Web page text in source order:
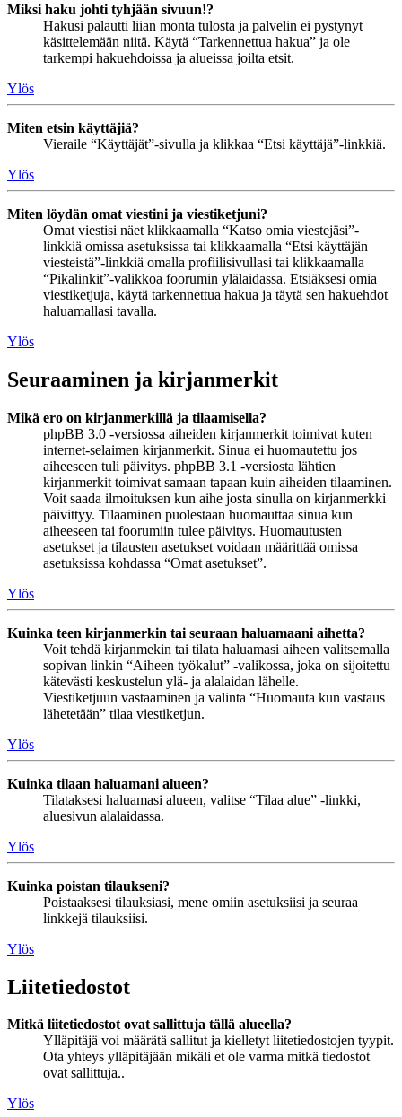
Miksi haku johti tyhjään sivuun!?
Hakusi palautti liian monta tulosta ja palvelin ei pystynyt
käsittelemään niitä. Käytä “Tarkennettua hakua” ja ole
tarkempi hakuehdoissa ja alueissa joilta etsit.
Ylös
Miten etsin käyttäjiä?
Vieraile “Käyttäjät”-sivulla ja klikkaa “Etsi käyttäjä”-linkkiä.
Ylös
Miten löydän omat viestini ja viestiketjuni?
Omat viestisi näet klikkaamalla “Katso omia viestejäsi”-
linkkiä omissa asetuksissa tai klikkaamalla “Etsi käyttäjän
viesteistä”-linkkiä omalla profiilisivullasi tai klikkaamalla
“Pikalinkit”-valikkoa foorumin ylälaidassa. Etsiäksesi omia
viestiketjuja, käytä tarkennettua hakua ja täytä sen hakuehdot
haluamallasi tavalla.
Ylös
Seuraaminen ja kirjanmerkit
Mikä ero on kirjanmerkillä ja tilaamisella?
phpBB 3.0 -versiossa aiheiden kirjanmerkit toimivat kuten
internet-selaimen kirjanmerkit. Sinua ei huomautettu jos
aiheeseen tuli päivitys. phpBB 3.1 -versiosta lähtien
kirjanmerkit toimivat samaan tapaan kuin aiheiden tilaaminen.
Voit saada ilmoituksen kun aihe josta sinulla on kirjanmerkki
päivittyy. Tilaaminen puolestaan huomauttaa sinua kun
aiheeseen tai foorumiin tulee päivitys. Huomautusten
asetukset ja tilausten asetukset voidaan määrittää omissa
asetuksissa kohdassa “Omat asetukset”.
Ylös
Kuinka teen kirjanmerkin tai seuraan haluamaani aihetta?
Voit tehdä kirjanmekin tai tilata haluamasi aiheen valitsemalla
sopivan linkin “Aiheen työkalut” -valikossa, joka on sijoitettu
kätevästi keskustelun ylä- ja alalaidan lähelle.
Viestiketjuun vastaaminen ja valinta “Huomauta kun vastaus
lähetetään” tilaa viestiketjun.
Ylös
Kuinka tilaan haluamani alueen?
Tilataksesi haluamasi alueen, valitse “Tilaa alue” -linkki,
aluesivun alalaidassa.
Ylös
Kuinka poistan tilaukseni?
Poistaaksesi tilauksiasi, mene omiin asetuksiisi ja seuraa
linkkejä tilauksiisi.
Ylös
Liitetiedostot
Mitkä liitetiedostot ovat sallittuja tällä alueella?
Ylläpitäjä voi määrätä sallitut ja kielletyt liitetiedostojen tyypit.
Ota yhteys ylläpitäjään mikäli et ole varma mitkä tiedostot
ovat sallittuja..
Ylös